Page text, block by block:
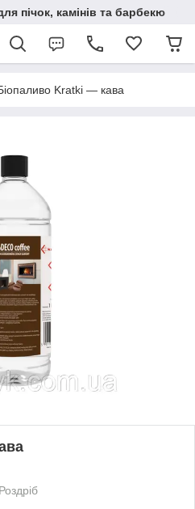
пічок, камінів та барбекю
Kratki — кава
Роздріб